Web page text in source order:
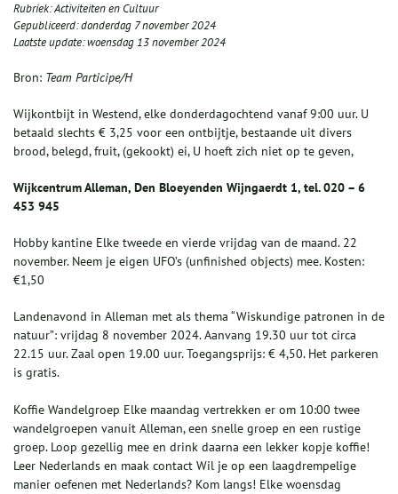
Rubriek:Activiteiten en Cultuur
Gepubliceerd:donderdag 7 november 2024
Laatste update:woensdag 13 november 2024
Bron: Team Participe/H
Wijkontbijt in Westend, elke donderdagochtend vanaf 9:00 uur. U
betaald slechts € 3,25 voor een ontbijtje, bestaande uit divers
brood, belegd, fruit, (gekookt) ei, U hoeft zich niet op te geven,
Wijkcentrum Alleman, Den Bloeyenden Wijngaerdt 1, tel. 020 – 6
453 945
Hobby kantine Elke tweede en vierde vrijdag van de maand. 22
november. Neem je eigen UFO’s (unfinished objects) mee. Kosten:
€1,50
Landenavond in Alleman met als thema “Wiskundige patronen in de
natuur”: vrijdag 8 november 2024. Aanvang 19.30 uur tot circa
22.15 uur. Zaal open 19.00 uur. Toegangsprijs: € 4,50. Het parkeren
is gratis.
Koffie Wandelgroep Elke maandag vertrekken er om 10:00 twee
wandelgroepen vanuit Alleman, een snelle groep en een rustige
groep. Loop gezellig mee en drink daarna een lekker kopje koffie!
Leer Nederlands en maak contact Wil je op een laagdrempelige
manier oefenen met Nederlands? Kom langs! Elke woensdag